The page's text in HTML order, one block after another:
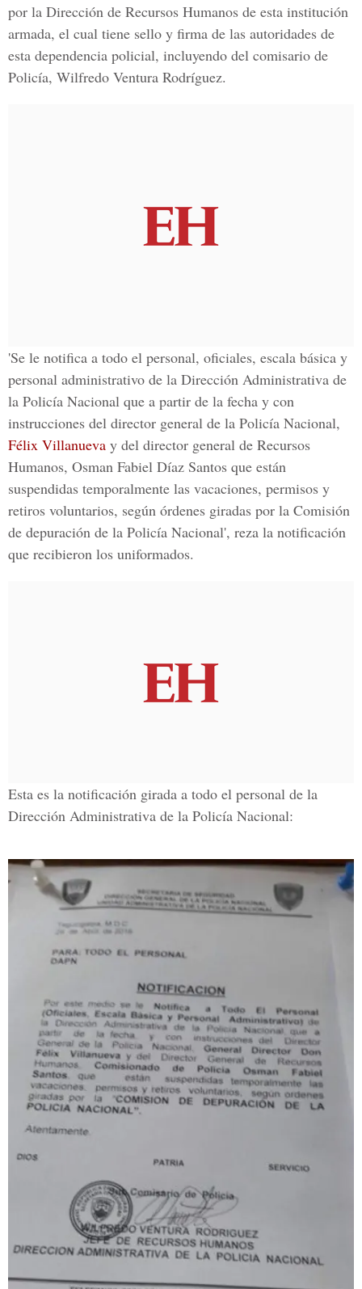
por la Dirección de Recursos Humanos de esta institución
armada, el cual tiene sello y firma de las autoridades de
esta dependencia policial, incluyendo del comisario de
Policía, Wilfredo Ventura Rodríguez.
'Se le notifica a todo el personal, oficiales, escala básica y
personal administrativo de la Dirección Administrativa de
la Policía Nacional que a partir de la fecha y con
instrucciones del director general de la Policía Nacional,
Félix Villanueva y del director general de Recursos
Humanos, Osman Fabiel Díaz Santos que están
suspendidas temporalmente las vacaciones, permisos y
retiros voluntarios, según órdenes giradas por la Comisión
de depuración de la Policía Nacional', reza la notificación
que recibieron los uniformados.
Esta es la notificación girada a todo el personal de la
Dirección Administrativa de la Policía Nacional: